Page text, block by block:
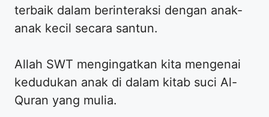
terbaik dalam berinteraksi dengan anak-
anak kecil secara santun.
Allah SWT mengingatkan kita mengenai
kedudukan anak di dalam kitab suci Al-
Quran yang mulia.